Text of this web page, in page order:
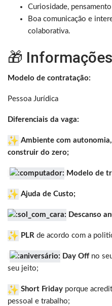
Curiosidade,
Boa comunicação e
colaborativa.
🎁
Modelo de contratação:
Pessoa Jurídica
Diferenciais da vaga:
Ambiente com
construir do zero;
Modelo de
Ajuda de Custo;
Descanso
PLR de acordo com a
Day Off no
seu jeito;
Short Friday porque
pessoal e trabalho;